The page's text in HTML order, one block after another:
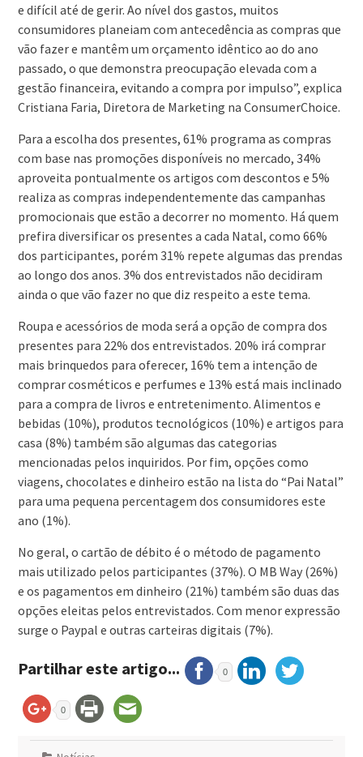
e difícil até de gerir. Ao nível dos gastos, muitos
consumidores planeiam com antecedência as compras que
vão fazer e mantêm um orçamento idêntico ao do ano
passado, o que demonstra preocupação elevada com a
gestão financeira, evitando a compra por impulso”, explica
Cristiana Faria, Diretora de Marketing na ConsumerChoice.
Para a escolha dos presentes, 61% programa as compras
com base nas promoções disponíveis no mercado, 34%
aproveita pontualmente os artigos com descontos e 5%
realiza as compras independentemente das campanhas
promocionais que estão a decorrer no momento. Há quem
prefira diversificar os presentes a cada Natal, como 66%
dos participantes, porém 31% repete algumas das prendas
ao longo dos anos. 3% dos entrevistados não decidiram
ainda o que vão fazer no que diz respeito a este tema.
Roupa e acessórios de moda será a opção de compra dos
presentes para 22% dos entrevistados. 20% irá comprar
mais brinquedos para oferecer, 16% tem a intenção de
comprar cosméticos e perfumes e 13% está mais inclinado
para a compra de livros e entretenimento. Alimentos e
bebidas (10%), produtos tecnológicos (10%) e artigos para
casa (8%) também são algumas das categorias
mencionadas pelos inquiridos. Por fim, opções como
viagens, chocolates e dinheiro estão na lista do “Pai Natal”
para uma pequena percentagem dos consumidores este
ano (1%).
No geral, o cartão de débito é o método de pagamento
mais utilizado pelos participantes (37%). O MB Way (26%)
e os pagamentos em dinheiro (21%) também são duas das
opções eleitas pelos entrevistados. Com menor expressão
surge o Paypal e outras carteiras digitais (7%).
Partilhar este artigo... 0
0